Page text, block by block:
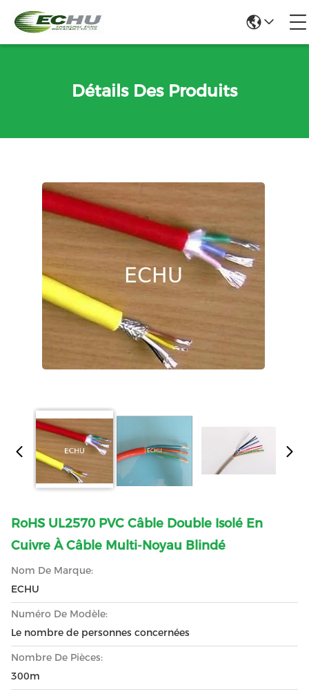
Détails Des Produits
RoHS UL2570 PVC Câble Double Isolé En
Cuivre À Câble Multi-Noyau Blindé
Nom De Marque:
ECHU
Numéro De Modèle:
Le nombre de personnes concernées
Nombre De Pièces:
300m